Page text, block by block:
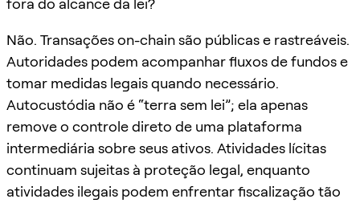
fora do alcance da lei?
Não. Transações on-chain são públicas e rastreáveis.
Autoridades podem acompanhar fluxos de fundos e
tomar medidas legais quando necessário.
Autocustódia não é “terra sem lei”; ela apenas
remove o controle direto de uma plataforma
intermediária sobre seus ativos. Atividades lícitas
continuam sujeitas à proteção legal, enquanto
atividades ilegais podem enfrentar fiscalização tão